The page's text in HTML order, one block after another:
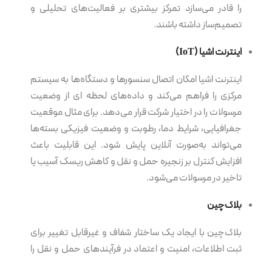
را قادر می‌سازد تمرکز بیشتری بر فعالیت‌های تحلیلی و
تصمیم‌ساز داشته باشند.
اینترنت اشیا(IoT)
اینترنت اشیا امکان اتصال سنسورها و دستگاه‌ها به سیستم
مرکزی را فراهم می‌کند و داده‌های لحظه ای از وضعیت
مرسولات را در اختیار شرکت قرار می‌دهد. برای مثال موقعیت
جغرافیایی، شرایط دما، رطوبت و وضعیت فیزیکی بسته‌ها
می‌تواند به‌صورت آنلاین پایش شود. این قابلیت باعث
افزایش کنترل بر زنجیره حمل و نقل و کاهش ریسک آسیب یا
تاخیر در مرسولات می‌شود.
بلاک‌چین
بلاک‌چین با ایجاد یک ساختار شفاف و غیرقابل تغییر برای
ثبت اطلاعات، امنیت و اعتماد در فرآیندهای حمل و نقل را